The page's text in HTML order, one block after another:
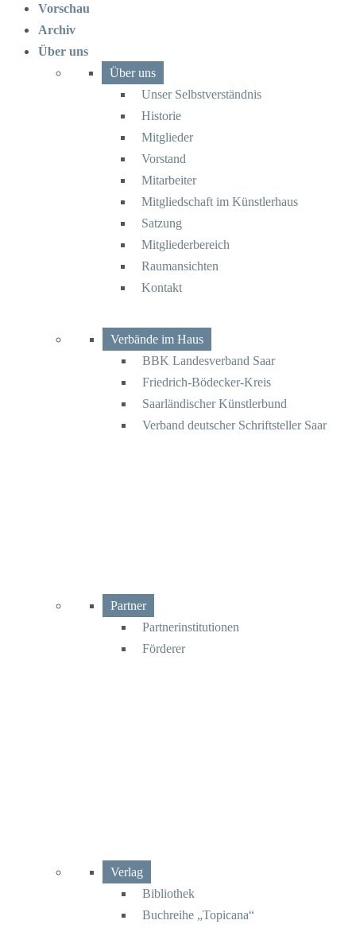
Vorschau
Archiv
Über uns
Über uns
Unser Selbstverständnis
Historie
Mitglieder
Vorstand
Mitarbeiter
Mitgliedschaft im Künstlerhaus
Satzung
Mitgliederbereich
Raumansichten
Kontakt
Verbände im Haus
BBK Landesverband Saar
Friedrich-Bödecker-Kreis
Saarländischer Künstlerbund
Verband deutscher Schriftsteller Saar
Partner
Partnerinstitutionen
Förderer
Verlag
Bibliothek
Buchreihe „Topicana“